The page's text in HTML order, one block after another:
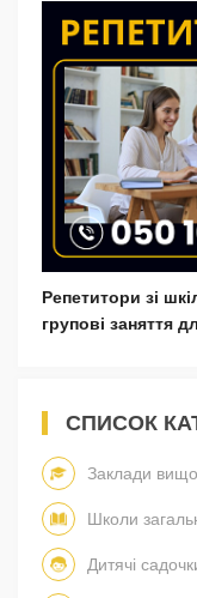
СПИСОК
Заклади
Школи
Дитячі
Репетитори зі
групові заняття